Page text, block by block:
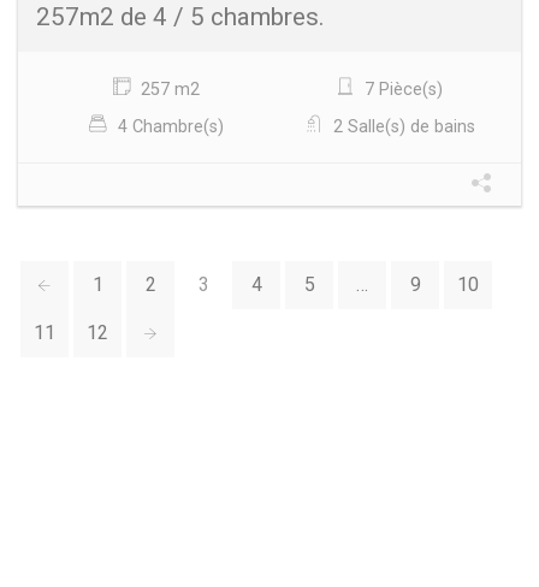
257m2 de 4 / 5 chambres.
257 m2
7 Pièce(s)
4 Chambre(s)
2 Salle(s) de bains
1 2 3 4 5 9 10
11 12